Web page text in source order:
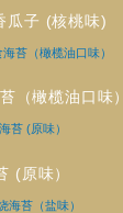
瓜子 (核桃味)
（橄榄油口味）
(原味）